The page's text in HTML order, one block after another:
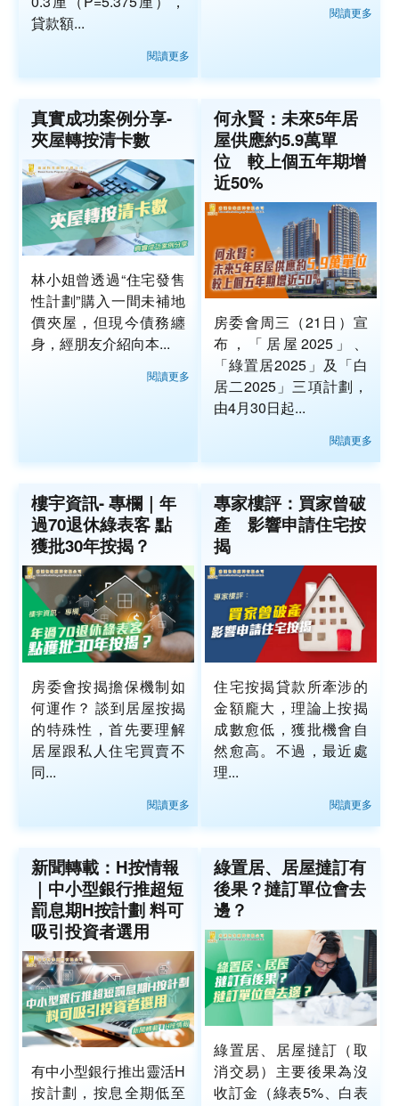
貸款額...
閱讀更多
閱讀更多
真實成功案例分享-
夾屋轉按清卡數
林小姐曾透過“住宅發售
性計劃”購入一間未補地
價夾屋，但現今債務纏
身，經朋友介紹向本...
閱讀更多
何永賢：未來5年居
屋供應約5.9萬單
位 較上個五年期增
近50%
房委會周三（21日）宣
布，「居屋2025」、
「綠置居2025」及「白
居二2025」三項計劃，
由4月30日起...
閱讀更多
樓宇資訊- 專欄｜年
過70退休綠表客 點
獲批30年按揭？
房委會按揭擔保機制如
何運作？ 談到居屋按揭
的特殊性，首先要理解
居屋跟私人住宅買賣不
同...
閱讀更多
專家樓評：買家曾破
產 影響申請住宅按
揭
住宅按揭貸款所牽涉的
金額龐大，理論上按揭
成數愈低，獲批機會自
然愈高。不過，最近處
理...
閱讀更多
新聞轉載：H按情報
｜中小型銀行推超短
罰息期H按計劃 料可
吸引投資者選用
有中小型銀行推出靈活H
按計劃，按息全期低至
綠置居、居屋撻訂有
後果？撻訂單位會去
邊？
綠置居、居屋撻訂（取
消交易）主要後果為沒
收訂金（綠表5%、白表